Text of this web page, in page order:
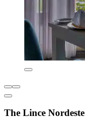
The Lince Nordeste